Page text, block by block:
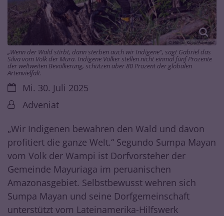
© Florian Kopp/Adveniat
„Wenn der Wald stirbt, dann sterben auch wir Indigene“, sagt Gabriel das
Silva vom Volk der Mura. Indigene Völker stellen nicht einmal fünf Prozente
der weltweiten Bevölkerung, schützen aber 80 Prozent der globalen
Artenvielfalt.
Datum:Mi. 30. Juli 2025
Von:Adveniat
„Wir Indigenen bewahren den Wald und davon
profitiert die ganze Welt.“ Segundo Sumpa Mayan
vom Volk der Wampi ist Dorfvorsteher der
Gemeinde Mayuriaga im peruanischen
Amazonasgebiet. Selbstbewusst wehren sich
Sumpa Mayan und seine Dorfgemeinschaft
unterstützt vom Lateinamerika-Hilfswerk